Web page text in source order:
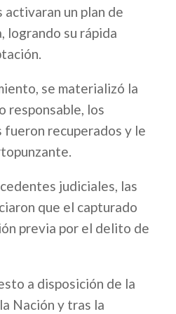
un plan de
logrando su rápida
se materializó la
responsable, los
recuperados y le
judiciales, las
que el capturado
previa por el delito de
a disposición de la
Nación y tras la